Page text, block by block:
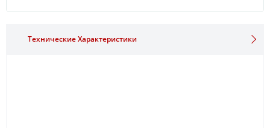
Технические Характеристики